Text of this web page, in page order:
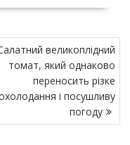
великоплідний
томат, який однаково
переносить різке
і посушливу
погоду